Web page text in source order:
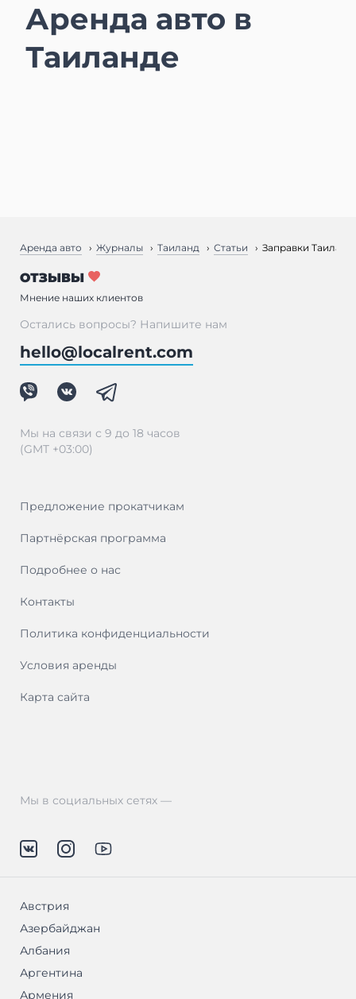
Аренда авто в
Таиланде
Аренда авто Журналы Таиланд Статьи Заправки
ОТЗЫВЫ
Мнение наших клиентов
Предложение прокатчикам
Партнёрская программа
Подробнее о нас
Контакты
Политика конфиденциальности
Условия аренды
Карта сайта
Мы в социальных сетях —
Остались вопросы? Напишите нам
hello@localrent.com
Мы на связи с 9 до 18 часов
(GMT +03:00)
Австрия
Азербайджан
Албания
Аргентина
Армения